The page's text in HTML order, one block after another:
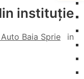
instituție
Baia Sprie in